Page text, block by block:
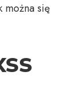
można się